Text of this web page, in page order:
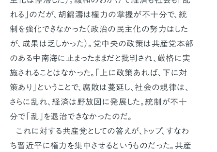
れる」のだが、胡錦濤は権力の掌握が不十分で、統
制を強化できなかった（政治の民主化の努力はした
が、成果は乏しかった）。党中央の政策は共産党本部
のある中南海に止まったままだと批判され、厳格に実
施されることはなかった。「上に政策あれば、下に対
策あり」ということで、腐敗は蔓延し、社会の規律は、
さらに乱れ、経済は野放図に発展した。統制が不十
分で「乱」を退治できなかったのだ。
これに対する共産党としての答えが、トップ、すなわ
ち習近平に権力を集中させるというものだった。共産